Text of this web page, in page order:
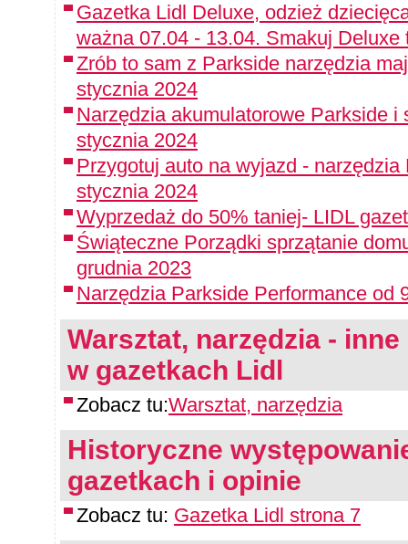
Gazetka Lidl Deluxe, odzież
ważna 07.04 - 13.04. Smakuj Deluxe
Zrób to sam z Parkside narzędzia
stycznia 2024
Narzędzia akumulatorowe Parkside i
stycznia 2024
Przygotuj auto na wyjazd -
stycznia 2024
Wyprzedaż do 50% taniej- LIDL
Świąteczne Porządki sprzątanie
grudnia 2023
Narzędzia Parkside Performance od
Warsztat, narzędzia -
w gazetkach Lidl
Zobacz tu:Warsztat, narzędzia
Historyczne
gazetkach i opinie
Zobacz tu: Gazetka Lidl strona 7